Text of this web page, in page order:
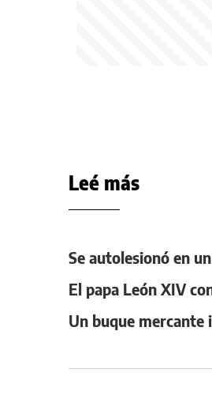
Leé más
Se autolesionó en
El papa León XIV
Un buque mercante